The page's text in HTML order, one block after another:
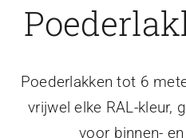
Poederlakken tot 6
vrijwel elke RAL-kleur,
voor binnen- en